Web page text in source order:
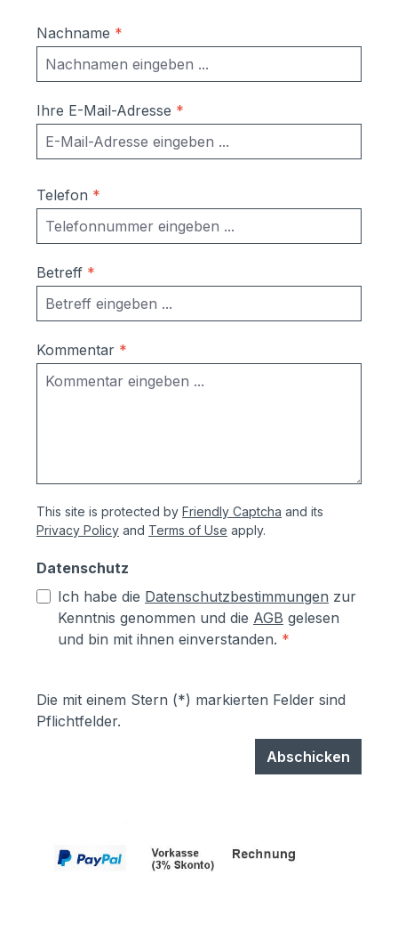
Briefkastenanlage einfach
unter info@schmitt-smartes-
wohnen.de an.Gerne können Sie uns
auch unter 09522 - 39 50 209 anrufen
oder ein Fax an 09522 39 50 208 senden.
Nachname *
Ihre E-Mail-Adresse *
Telefon *
Betreff *
Kommentar *
This site is protected by Friendly Captcha and its
Privacy Policy and Terms of Use apply.
Datenschutz
Ich habe die Datenschutzbestimmungen zur
Kenntnis genommen und die AGB gelesen
und bin mit ihnen einverstanden. *
Die mit einem Stern (*) markierten Felder sind
Pflichtfelder.
Abschicken